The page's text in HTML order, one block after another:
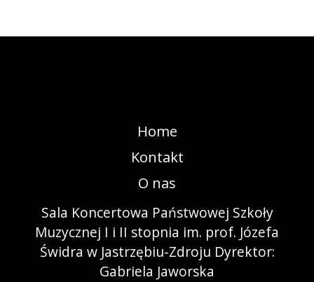
Home
Kontakt
O nas
Sala Koncertowa Państwowej Szkoły
Muzycznej I i II stopnia im. prof. Józefa
Świdra w Jastrzębiu-Zdroju Dyrektor:
Gabriela Jaworska